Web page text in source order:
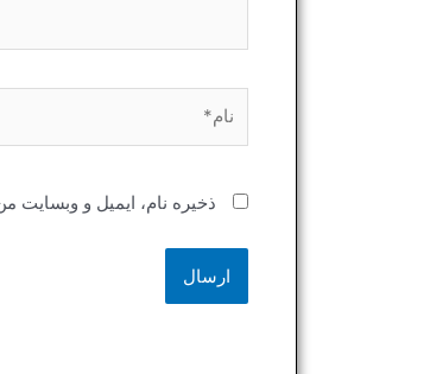
ذخیره نام، ایمیل و وبسایت